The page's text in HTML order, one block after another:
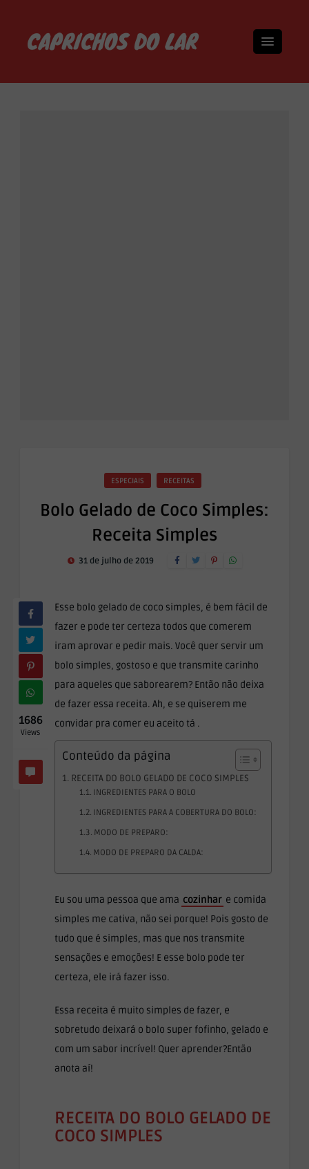
ESPECIAIS RECEITAS
Bolo Gelado de Coco Simples:
Receita Simples
31 de julho de 2019
1686
Views
Esse bolo gelado de coco simples, é bem fácil de
fazer e pode ter certeza todos que comerem
iram aprovar e pedir mais. Você quer servir um
bolo simples, gostoso e que transmite carinho
para aqueles que saborearem? Então não deixa
de fazer essa receita. Ah, e se quiserem me
convidar pra comer eu aceito tá .
Conteúdo da página
RECEITA DO BOLO GELADO DE COCO SIMPLES
INGREDIENTES PARA O BOLO
INGREDIENTES PARA A COBERTURA DO BOLO:
MODO DE PREPARO:
MODO DE PREPARO DA CALDA:
Eu sou uma pessoa que ama cozinhar e comida
simples me cativa, não sei porque! Pois gosto de
tudo que é simples, mas que nos transmite
sensações e emoções! E esse bolo pode ter
certeza, ele irá fazer isso.
Essa receita é muito simples de fazer, e
sobretudo deixará o bolo super fofinho, gelado e
com um sabor incrível! Quer aprender?Então
anota aí!
RECEITA DO BOLO GELADO DE
COCO SIMPLES